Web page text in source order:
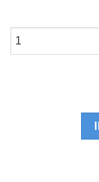
Lederlabel